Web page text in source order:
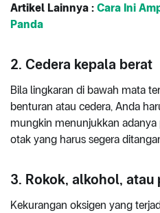
Artikel Lainnya : Cara Ini
Panda
2. Cedera kepala berat
Bila lingkaran di bawah mata
benturan atau cedera, Anda
mungkin menunjukkan
otak yang harus segera
3. Rokok, alkohol, atau
Kekurangan oksigen yang